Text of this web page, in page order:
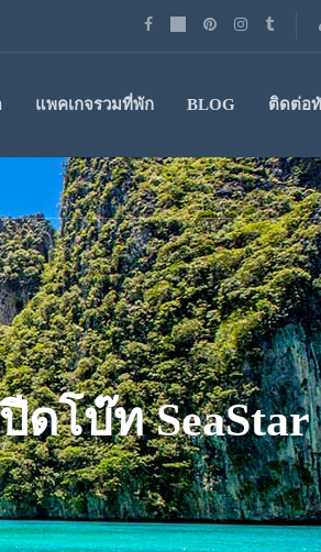
แพคเกจรวมที่พัก BLOG ติดต่อ
ดโบ๊ท SeaStar